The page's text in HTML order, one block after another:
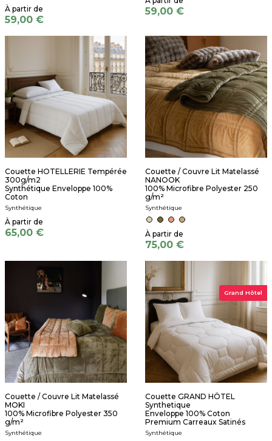
59,00 €
59,00 €
Couette HOTELLERIE Tempérée
300g/m2
Synthétique Enveloppe 100%
Coton
Synthétique
65,00 €
Couette / Couvre Lit Matelassé
NANOOK
100% Microfibre Polyester 250
g/m²
Synthétique
75,00 €
Couette / Couvre Lit Matelassé
MOKI
100% Microfibre Polyester 350
g/m²
Synthétique
Grand Hôtel
Couette GRAND HÔTEL
Synthetique
Enveloppe 100% Coton
Premium Carreaux Satinés
Synthétique